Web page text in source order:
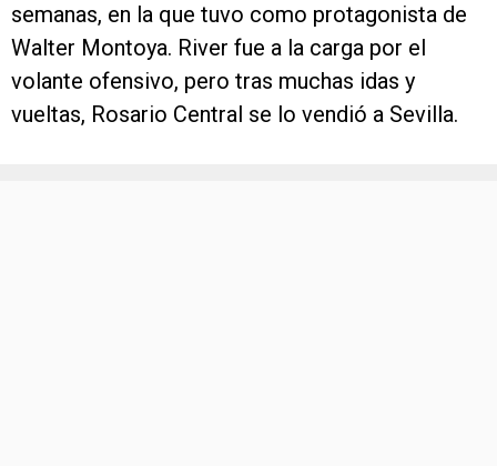
semanas, en la que tuvo como protagonista de
Walter Montoya. River fue a la carga por el
volante ofensivo, pero tras muchas idas y
vueltas, Rosario Central se lo vendió a Sevilla.